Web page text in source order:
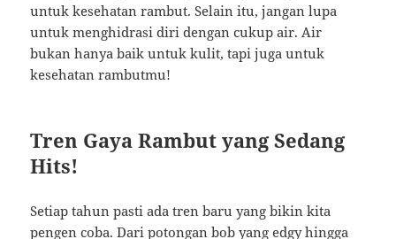
untuk kesehatan rambut. Selain itu, jangan lupa
untuk menghidrasi diri dengan cukup air. Air
bukan hanya baik untuk kulit, tapi juga untuk
kesehatan rambutmu!
Tren Gaya Rambut yang Sedang
Hits!
Setiap tahun pasti ada tren baru yang bikin kita
pengen coba. Dari potongan bob yang edgy hingga